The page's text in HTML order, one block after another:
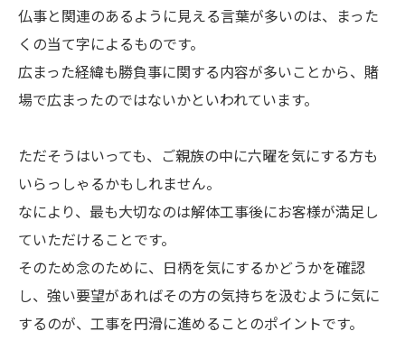
仏事と関連のあるように見える言葉が多いのは、まった
くの当て字によるものです。
広まった経緯も勝負事に関する内容が多いことから、賭
場で広まったのではないかといわれています。
ただそうはいっても、ご親族の中に六曜を気にする方も
いらっしゃるかもしれません。
なにより、最も大切なのは解体工事後にお客様が満足し
ていただけることです。
そのため念のために、日柄を気にするかどうかを確認
し、強い要望があればその方の気持ちを汲むように気に
するのが、工事を円滑に進めることのポイントです。